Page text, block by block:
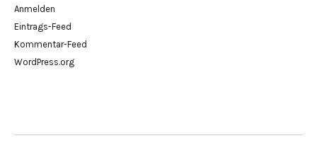
Anmelden
Eintrags-Feed
Kommentar-Feed
WordPress.org